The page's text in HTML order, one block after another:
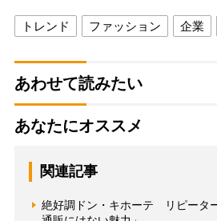
トレンド ファッション 企業
あわせて読みたい
あなたにオススメ
関連記事
絶好調ドン・キホーテ リピータ